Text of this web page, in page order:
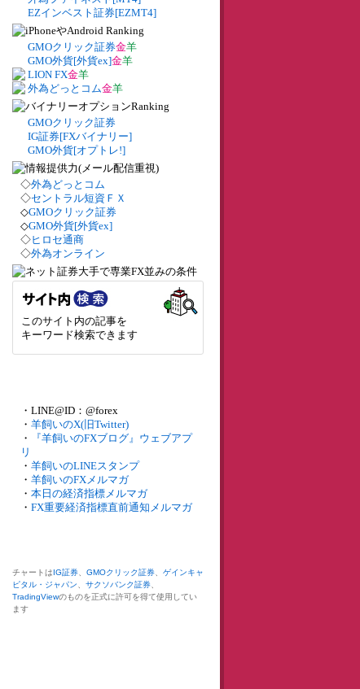
EZインベスト証券[EZMT4]
GMOクリック証券金羊
GMO外貨[外貨ex]金羊
LION FX金羊
外為どっとコム金羊
GMOクリック証券
IG証券[FXバイナリー]
GMO外貨[オプトレ!]
◇外為どっとコム
◇セントラル短資ＦＸ
◇GMOクリック証券
◇GMO外貨[外貨ex]
◇ヒロセ通商
◇外為オンライン
このサイト内の記事を
キーワード検索できます
・LINE@ID：@forex
・ 羊飼いのX(旧Twitter)
・
『羊飼いのFXブログ』ウェブアプ
リ
・ 羊飼いのLINEスタンプ
・ 羊飼いのFXメルマガ
・ 本日の経済指標メルマガ
・ FX重要経済指標直前通知メルマガ
チャートはIG証券 GMOクリック証券
ゲインキャ
ピタル・ジャパン
サクソバンク証券
TradingViewのものを正式に許可を得て使用してい
ます